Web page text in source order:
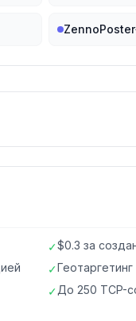
ZennoPoster
✓$0.3 за
✓
✓До 250 TCP-